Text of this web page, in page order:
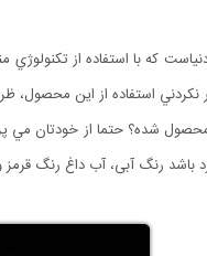
كه با استفاده از
استفاده از اين
محصول شده؟ حتما از
باشد رنگ آبی، آب داغ رنگ